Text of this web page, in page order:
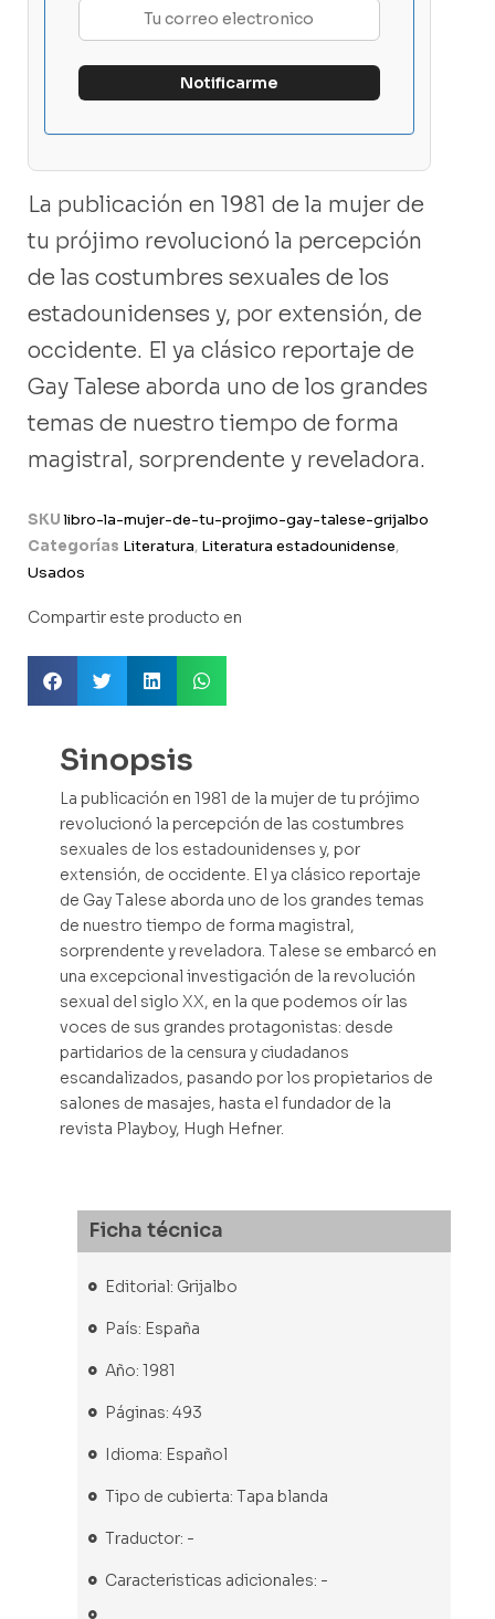
La publicación en 1981 de la mujer de
tu prójimo revolucionó la percepción
de las costumbres sexuales de los
estadounidenses y, por extensión, de
occidente. El ya clásico reportaje de
Gay Talese aborda uno de los grandes
temas de nuestro tiempo de forma
magistral, sorprendente y reveladora.
SKUlibro-la-mujer-de-tu-projimo-gay-talese-grijalbo
Categorías Literatura, Literatura estadounidense,
Usados
Compartir este producto en
Sinopsis
La publicación en 1981 de la mujer de tu prójimo
revolucionó la percepción de las costumbres
sexuales de los estadounidenses y, por
extensión, de occidente. El ya clásico reportaje
de Gay Talese aborda uno de los grandes temas
de nuestro tiempo de forma magistral,
sorprendente y reveladora. Talese se embarcó en
una excepcional investigación de la revolución
sexual del siglo XX, en la que podemos oír las
voces de sus grandes protagonistas: desde
partidarios de la censura y ciudadanos
escandalizados, pasando por los propietarios de
salones de masajes, hasta el fundador de la
revista Playboy, Hugh Hefner.
Ficha técnica
Editorial: Grijalbo
País: España
Año: 1981
Páginas: 493
Idioma: Español
Tipo de cubierta: Tapa blanda
Traductor: -
Caracteristicas adicionales: -